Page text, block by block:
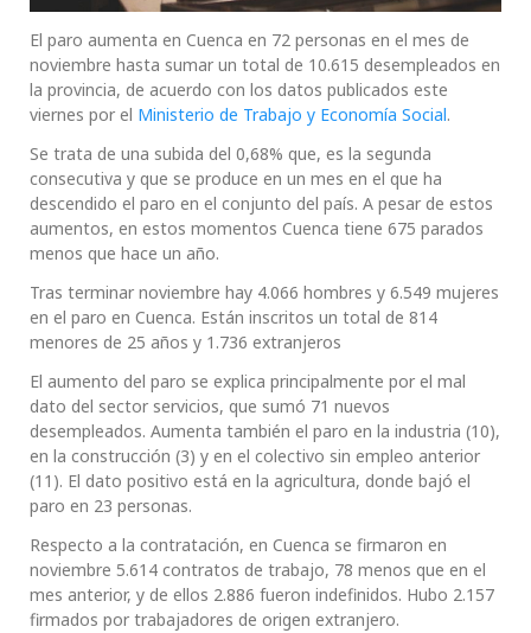
El paro aumenta en Cuenca en 72 personas en el mes de
noviembre hasta sumar un total de 10.615 desempleados en
la provincia, de acuerdo con los datos publicados este
viernes por el Ministerio de Trabajo y Economía Social.
Se trata de una subida del 0,68% que, es la segunda
consecutiva y que se produce en un mes en el que ha
descendido el paro en el conjunto del país. A pesar de estos
aumentos, en estos momentos Cuenca tiene 675 parados
menos que hace un año.
Tras terminar noviembre hay 4.066 hombres y 6.549 mujeres
en el paro en Cuenca. Están inscritos un total de 814
menores de 25 años y 1.736 extranjeros
El aumento del paro se explica principalmente por el mal
dato del sector servicios, que sumó 71 nuevos
desempleados. Aumenta también el paro en la industria (10),
en la construcción (3) y en el colectivo sin empleo anterior
(11). El dato positivo está en la agricultura, donde bajó el
paro en 23 personas.
Respecto a la contratación, en Cuenca se firmaron en
noviembre 5.614 contratos de trabajo, 78 menos que en el
mes anterior, y de ellos 2.886 fueron indefinidos. Hubo 2.157
firmados por trabajadores de origen extranjero.